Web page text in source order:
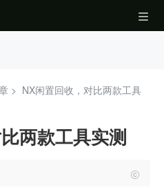
> NX闲置回收，对比两款工具
两款工具实测